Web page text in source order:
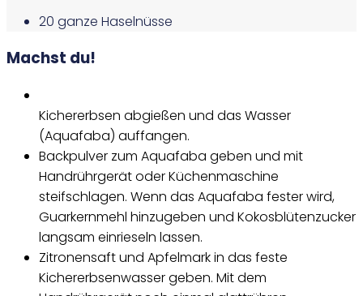
20 ganze Haselnüsse
Machst du!
Kichererbsen abgießen und das Wasser
(Aquafaba) auffangen.
Backpulver zum Aquafaba geben und mit
Handrührgerät oder Küchenmaschine
steifschlagen. Wenn das Aquafaba fester wird,
Guarkernmehl hinzugeben und Kokosblütenzucker
langsam einrieseln lassen.
Zitronensaft und Apfelmark in das feste
Kichererbsenwasser geben. Mit dem